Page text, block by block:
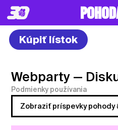
Kúpiť lístok
Webparty —
Podmienky používania
Zobraziť príspevky